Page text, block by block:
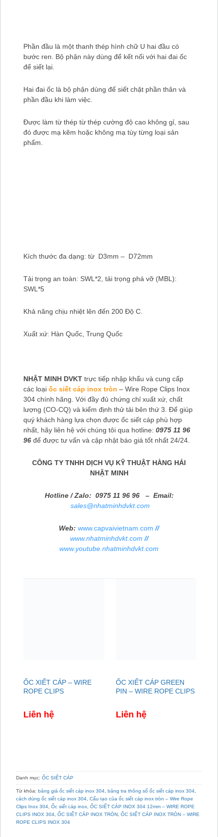
Phần đầu là một thanh thép hình chữ U hai đầu có
bước ren. Bộ phận này dùng để kết nối với hai đai ốc
để siết lại.
Hai đai ốc là bộ phận dùng để siết chặt phần thân và
phần đầu khi làm việc.
Được làm từ thép từ thép cường độ cao không gỉ, sau
đó được mạ kẽm hoặc không mạ tùy từng loại sản
phẩm.
Kích thước đa dạng: từ D3mm – D72mm
Tải trọng an toàn: SWL*2, tải trọng phá vỡ (MBL):
SWL*5
Khả năng chịu nhiệt lên đến 200 Độ C.
Xuất xứ: Hàn Quốc, Trung Quốc
NHẬT MINH DVKT trực tiếp nhập khẩu và cung cấp
các loại ốc siết cáp inox tròn – Wire Rope Clips Inox
304 chính hãng. Với đầy đủ chứng chỉ xuất xứ, chất
lượng (CO-CQ) và kiểm định thử tải bên thứ 3. Để giúp
quý khách hàng lựa chọn được ốc siết cáp phù hợp
nhất, hãy liên hệ với chúng tôi qua hotline: 0975 11 96
96 để được tư vấn và cập nhật báo giá tốt nhất 24/24.
CÔNG TY TNHH DỊCH VỤ KỸ THUẬT HÀNG HẢI
NHẬT MINH
Hotline / Zalo: 0975 11 96 96 – Email:
sales@nhatminhdvkt.com
Web: www.capvaivietnam.com //
www.nhatminhdvkt.com //
www.youtube.nhatminhdvkt.com
ỐC XIẾT CÁP – WIRE
ROPE CLIPS
Liên hệ
ỐC XIẾT CÁP GREEN
PIN – WIRE ROPE CLIPS
Liên hệ
Danh mục: ỐC SIẾT CÁP
Từ khóa: bảng giá ốc siết cáp inox 304 bảng tra thông số ốc siết cáp inox 304
cách dùng ốc siết cáp inox 304 Cấu tạo của ốc siết cáp inox tròn – Wire Rope
Clips Inox 304 Ốc siết cáp inox ỐC SIẾT CÁP INOX 304 12mm – WIRE ROPE
CLIPS INOX 304 ỐC SIẾT CÁP INOX TRÒN ỐC SIẾT CÁP INOX TRÒN – WIRE
ROPE CLIPS INOX 304